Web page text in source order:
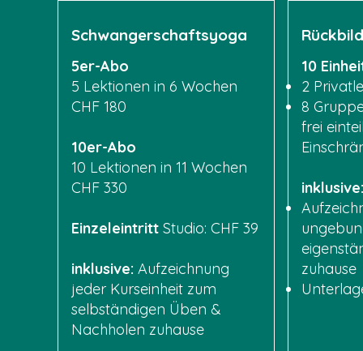
Schwangerschaftsyoga
5er-Abo
5 Lektionen in 6 Wochen
CHF 180
10er-Abo
10 Lektionen in 11 Wochen
CHF 330
Einzeleintritt Studio: CHF 39
inklusive:​ Aufzeichnung
jeder Kurseinheit zum
selbständigen Üben &
Nachholen zuhause
10
2
8
frei
inklusive:
zuhause